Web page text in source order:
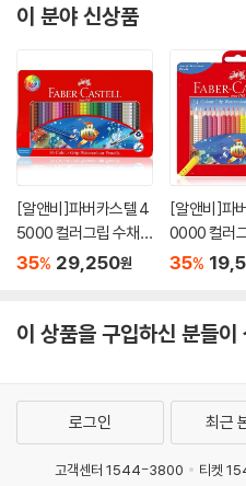
이 분야 신상품
[알앤비]파버카스텔 4
5000 컬러그립 수채
색연필 36색 틴케이스
35% 29,250원
[알앤비]파
0000 컬러
색연필 24색
35%
이 상품을 구입하신 분들이
로그인 최근
고객센터 1544-3800 티켓